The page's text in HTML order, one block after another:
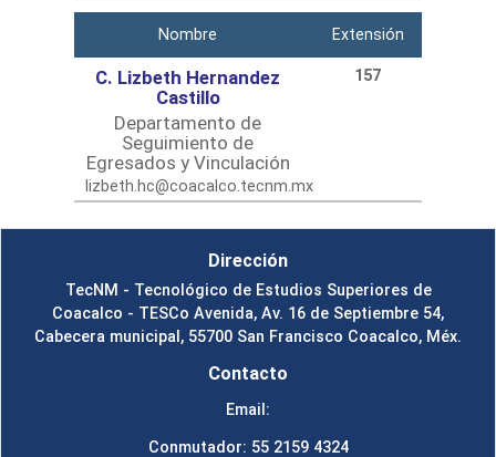
Nombre Extensión
C. Lizbeth Hernandez
Castillo
Departamento de
Seguimiento de
Egresados y Vinculación
lizbeth.hc@coacalco.tecnm.mx
157
Dirección
TecNM - Tecnológico de Estudios Superiores de
Coacalco - TESCo Avenida, Av. 16 de Septiembre 54,
Cabecera municipal, 55700 San Francisco Coacalco, Méx.
Contacto
Email:
Conmutador: 55 2159 4324